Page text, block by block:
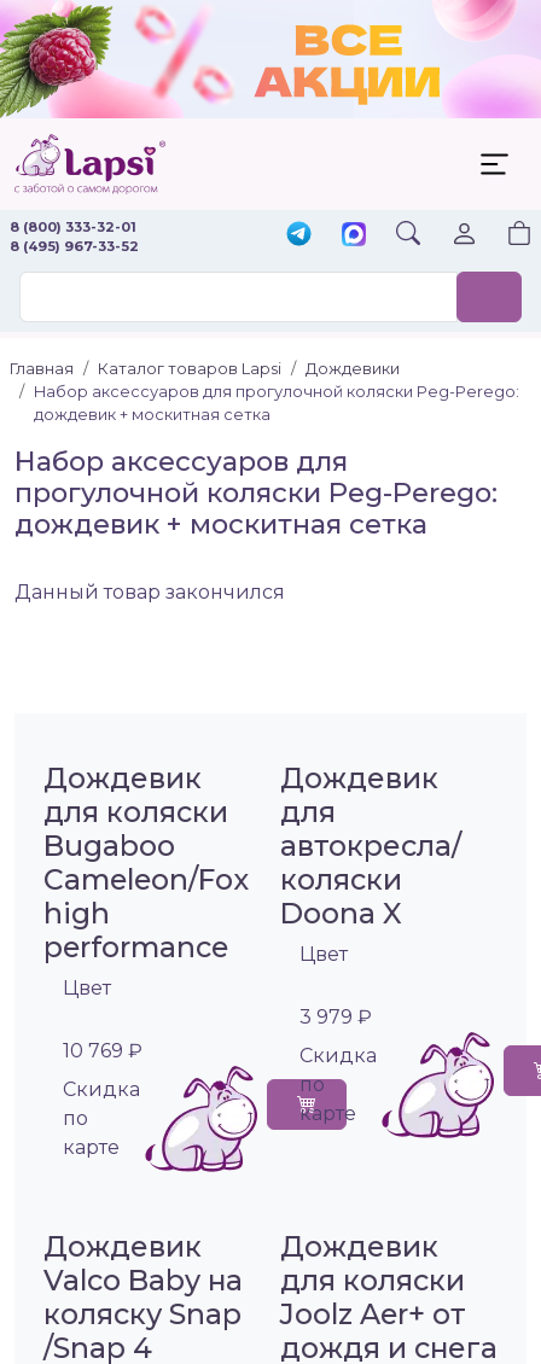
8 (800) 333-32-01
8 (495) 967-33-52
Главная Каталог товаров Lapsi
Дождевики
Набор аксессуаров для прогулочной коляски Peg-Perego:
дождевик + москитная сетка
Набор аксессуаров для
прогулочной коляски Peg-Perego:
дождевик + москитная сетка
Данный товар закончился
Дождевик
для коляски
Bugaboo
Cameleon/Fox
high
performance
Цвет
10 769 ₽
Cкидка
по
карте
Дождевик
для
автокресла/
коляски
Doona X
Цвет
3 979 ₽
Cкидка
по
карте
Дождевик
Valco Baby на
коляску Snap
/Snap 4
Дождевик
для коляски
Joolz Aer+ от
дождя и снега